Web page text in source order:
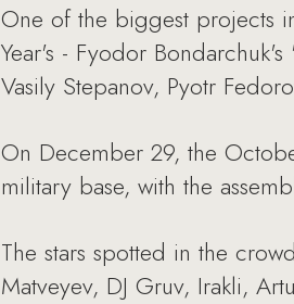
One of the biggest projects
Year's - Fyodor
Vasily Stepanov, Pyotr
On December 29, the
military base, with the
The stars spotted in the
Matveyev, DJ Gruv, Irakli,